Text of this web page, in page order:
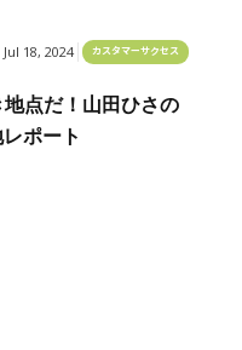
Jul 18, 2024 カスタマーサクセス
点だ！山田ひさの
ポート